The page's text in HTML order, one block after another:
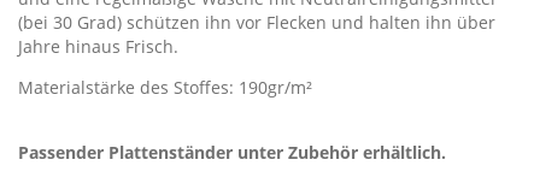
(bei 30 Grad) schützen ihn vor Flecken und halten ihn über
Jahre hinaus Frisch.
Materialstärke des Stoffes: 190gr/m²
Passender Plattenständer unter Zubehör erhältlich.